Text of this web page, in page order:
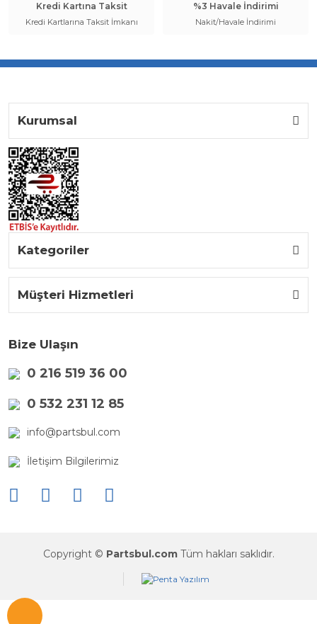
Kredi Kartına Taksit
Kredi Kartlarına Taksit İmkanı
%3 Havale İndirimi
Nakit/Havale İndirimi
Kurumsal
Kategoriler
Müşteri Hizmetleri
Bize Ulaşın
0 216 519 36 00
0 532 231 12 85
info@partsbul.com
İletişim Bilgilerimiz
Copyright © Partsbul.com Tüm hakları saklıdır.